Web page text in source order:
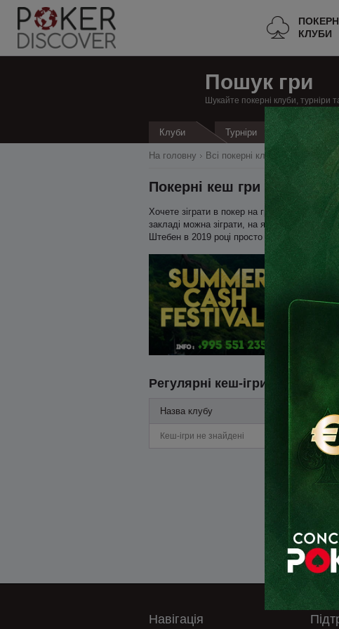
КЛУБИ
Пошук гри
Шукайте покерні клуби, турніри
Клуби Турніри
На головну Всі покерні клуби Німеччина
Покерні кеш гри в Бад-
Хочете зіграти в покер на гроші в Бад-
закладі можна зіграти, на яких лімітах
Штебен в 2019 році просто – регулярне
Регулярні кеш-ігри
Назва клубу
Кеш-ігри не знайдені
Навігація